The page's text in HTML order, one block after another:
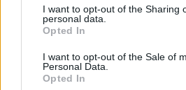
I want to opt-out of the Sharing
personal data.
Opted In
I want to opt-out of the Sale of
Personal Data.
Opted In
διαγραφή
των
ΛΣΑ και